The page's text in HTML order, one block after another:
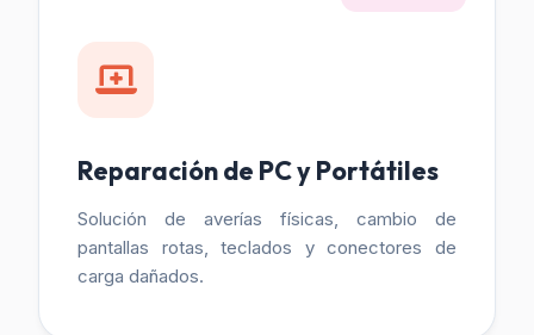
Reparación de PC y Portátiles
Solución de averías físicas, cambio de
pantallas rotas, teclados y conectores de
carga dañados.